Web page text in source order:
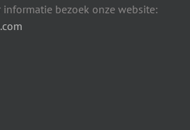
informatie bezoek onze website: